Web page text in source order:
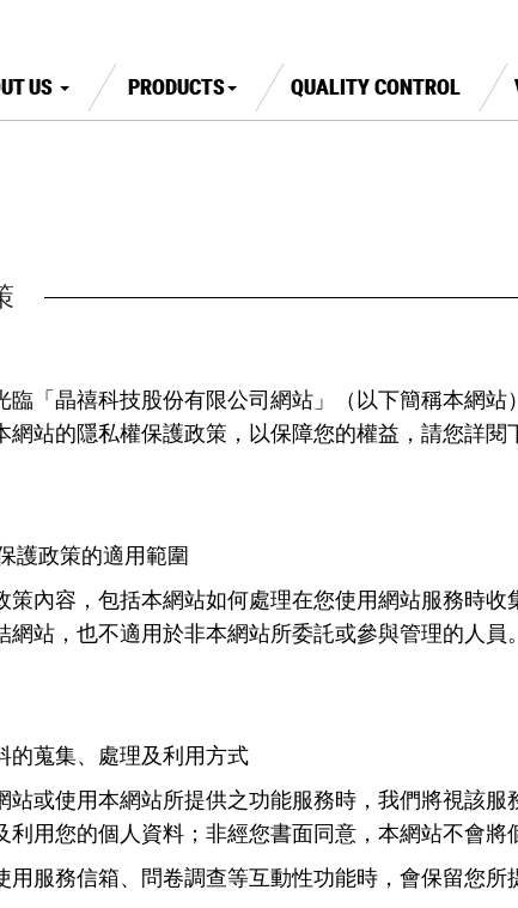
US PRODUCTS QUALITY CONTROL
臨「晶禧科技股份有限公司網站」（以下簡稱本網
網站的隱私權保護政策，以保障您的權益，請您詳閱
護政策的適用範圍
策內容，包括本網站如何處理在您使用網站服務時
網站，也不適用於非本網站所委託或參與管理的人員。
的蒐集、處理及利用方式
站或使用本網站所提供之功能服務時，我們將視該
利用您的個人資料；非經您書面同意，本網站不會將
用服務信箱、問卷調查等互動性功能時，會保留您所